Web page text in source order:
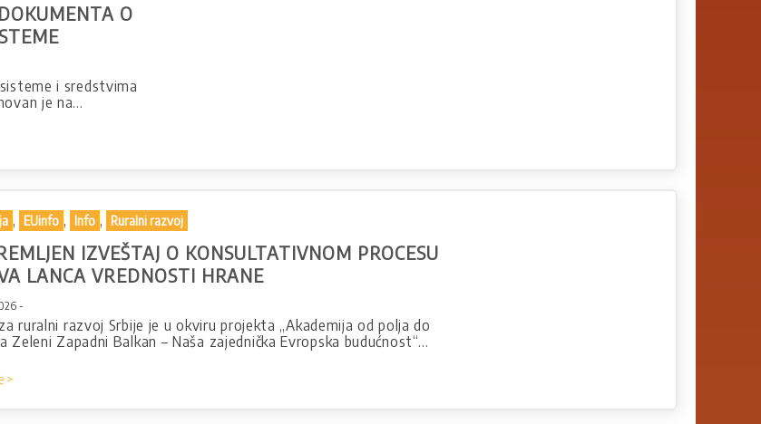
O
i sredstvima
je na…
, EUinfo , Info , Ruralni razvoj
IZVEŠTAJ O KONSULTATIVNOM PROCESU
LANCA VREDNOSTI HRANE
-
ruralni razvoj Srbije je u okviru projekta „Akademija od polja do
Zeleni Zapadni Balkan – Naša zajednička Evropska budućnost“…
>